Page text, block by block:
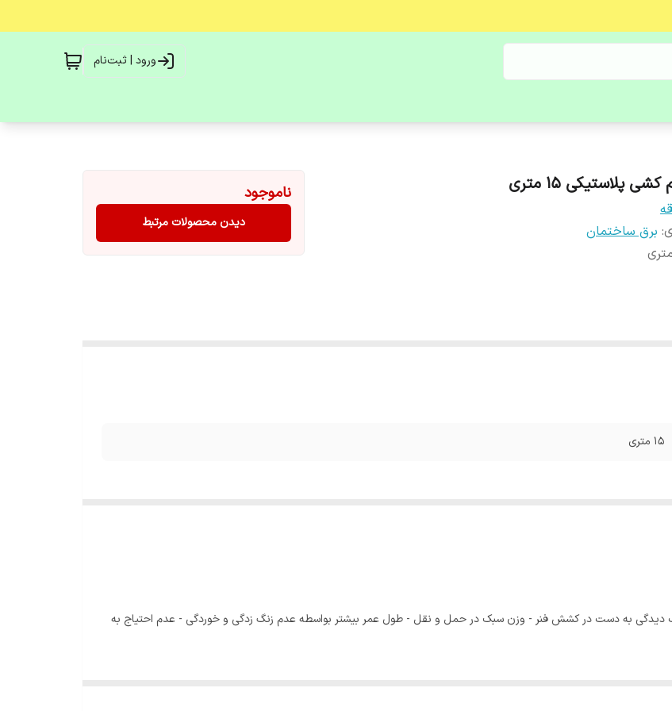
ورود | ثبت‌نام
پلاستیکی 15 متری
: برق ساختمان
ناموجود
دیدن محصولات مرتبط
15 متری
آسیب دیدگی به دست در کشش فنر - وزن سبک در حمل و نقل - طول عمر بیشتر بواسطه عدم زنگ زدگی و خوردگی - عدم احتیاج به